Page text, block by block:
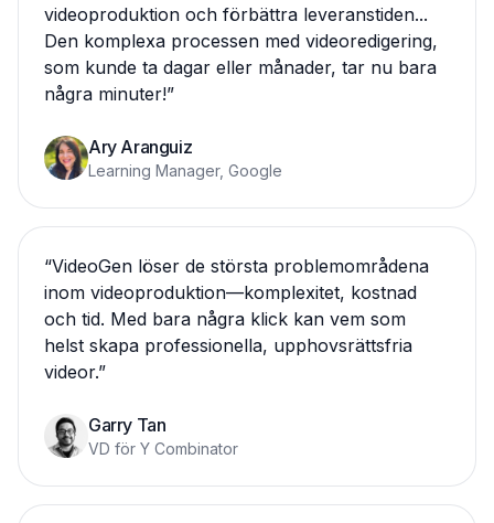
videoproduktion och förbättra leveranstiden...
Den komplexa processen med videoredigering,
som kunde ta dagar eller månader, tar nu bara
några minuter!”
Ary Aranguiz
Learning Manager, Google
“VideoGen löser de största problemområdena
inom videoproduktion—komplexitet, kostnad
och tid. Med bara några klick kan vem som
helst skapa professionella, upphovsrättsfria
videor.”
Garry Tan
VD för Y Combinator